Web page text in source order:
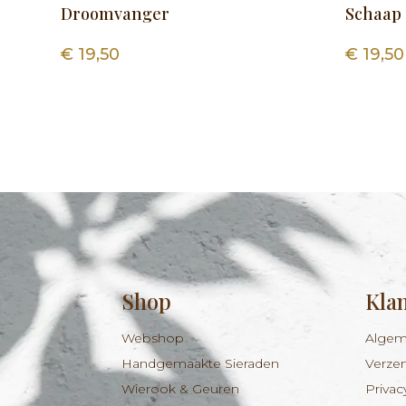
Droomvanger
€ 19,50
Schaap
€ 19,50
Shop
Webshop
Handgemaakte Sieraden
Wierook & Geuren